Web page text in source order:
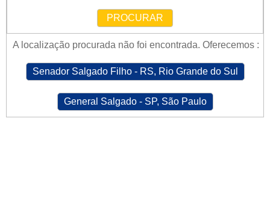
PROCURAR
A localização procurada não foi encontrada. Oferecemos :
Senador Salgado Filho - RS, Rio Grande do Sul
General Salgado - SP, São Paulo